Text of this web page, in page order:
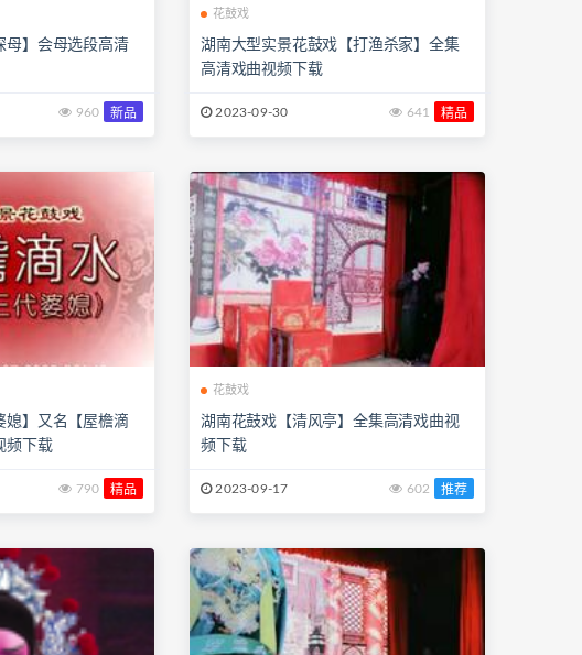
母】会母选段高清
960 新品
花鼓戏
湖南大型实景花鼓戏【打渔杀家】全集
高清戏曲视频下载
2023-09-30 641 精品
媳】又名【屋檐滴
频下载
790 精品
花鼓戏
湖南花鼓戏【清风亭】全集高清戏曲视
频下载
2023-09-17 602 推荐